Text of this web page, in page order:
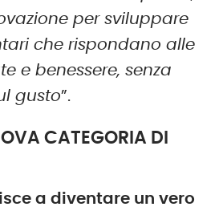
per sviluppare
che rispondano alle
e benessere, senza
gusto”.
CATEGORIA DI
a diventare un vero